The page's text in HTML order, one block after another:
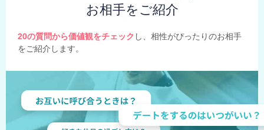
お相手をご紹介
20の質問から価値観をチェック し、相性がぴったりのお相手
をご紹介します。